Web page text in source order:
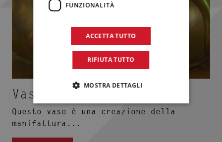
Vaso con lucertole
Questo vaso è una creazione della
manifattura...
FUNZIONALITÀ
ACCETTA TUTTO
RIFIUTA TUTTO
MOSTRA DETTAGLI